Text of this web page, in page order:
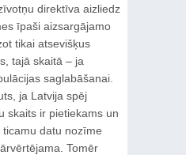
direktīva aizliedz
īpaši aizsargājamo
tikai atsevišķus
tajā skaitā – ja
saglabāšanai.
ja Latvija spēj
skaits ir pietiekams un
datu nozīme
Tomēr